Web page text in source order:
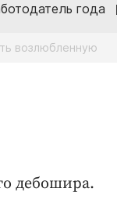
года
возлюбленную
дебошира.